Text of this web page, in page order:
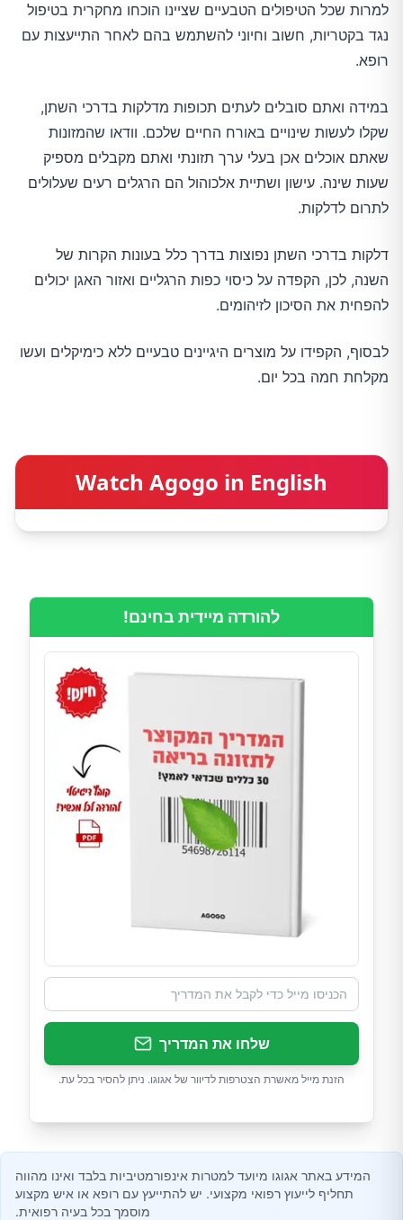
למרות שכל הטיפולים הטבעיים שציינו הוכחו מחקרית בטיפול
נגד בקטריות, חשוב וחיוני להשתמש בהם לאחר התייעצות עם
רופא.
במידה ואתם סובלים לעתים תכופות מדלקות בדרכי השתן,
שקלו לעשות שינויים באורח החיים שלכם. וודאו שהמזונות
שאתם אוכלים אכן בעלי ערך תזונתי ואתם מקבלים מספיק
שעות שינה. עישון ושתיית אלכוהול הם הרגלים רעים שעלולים
לתרום לדלקות.
דלקות בדרכי השתן נפוצות בדרך כלל בעונות הקרות של
השנה, לכן, הקפדה על כיסוי כפות הרגליים ואזור האגן יכולים
להפחית את הסיכון לזיהומים.
לבסוף, הקפידו על מוצרים היגיינים טבעיים ללא כימיקלים ועשו
מקלחת חמה בכל יום.
Watch Agogo in English
להורדה מיידית בחינם!
שלחו את המדריך
הזנת מייל מאשרת הצטרפות לדיוור של אגוגו. ניתן להסיר בכל עת.
המידע באתר אגוגו מיועד למטרות אינפורמטיביות בלבד ואינו מהווה
תחליף לייעוץ רפואי מקצועי. יש להתייעץ עם רופא או איש מקצוע
מוסמך בכל בעיה רפואית.